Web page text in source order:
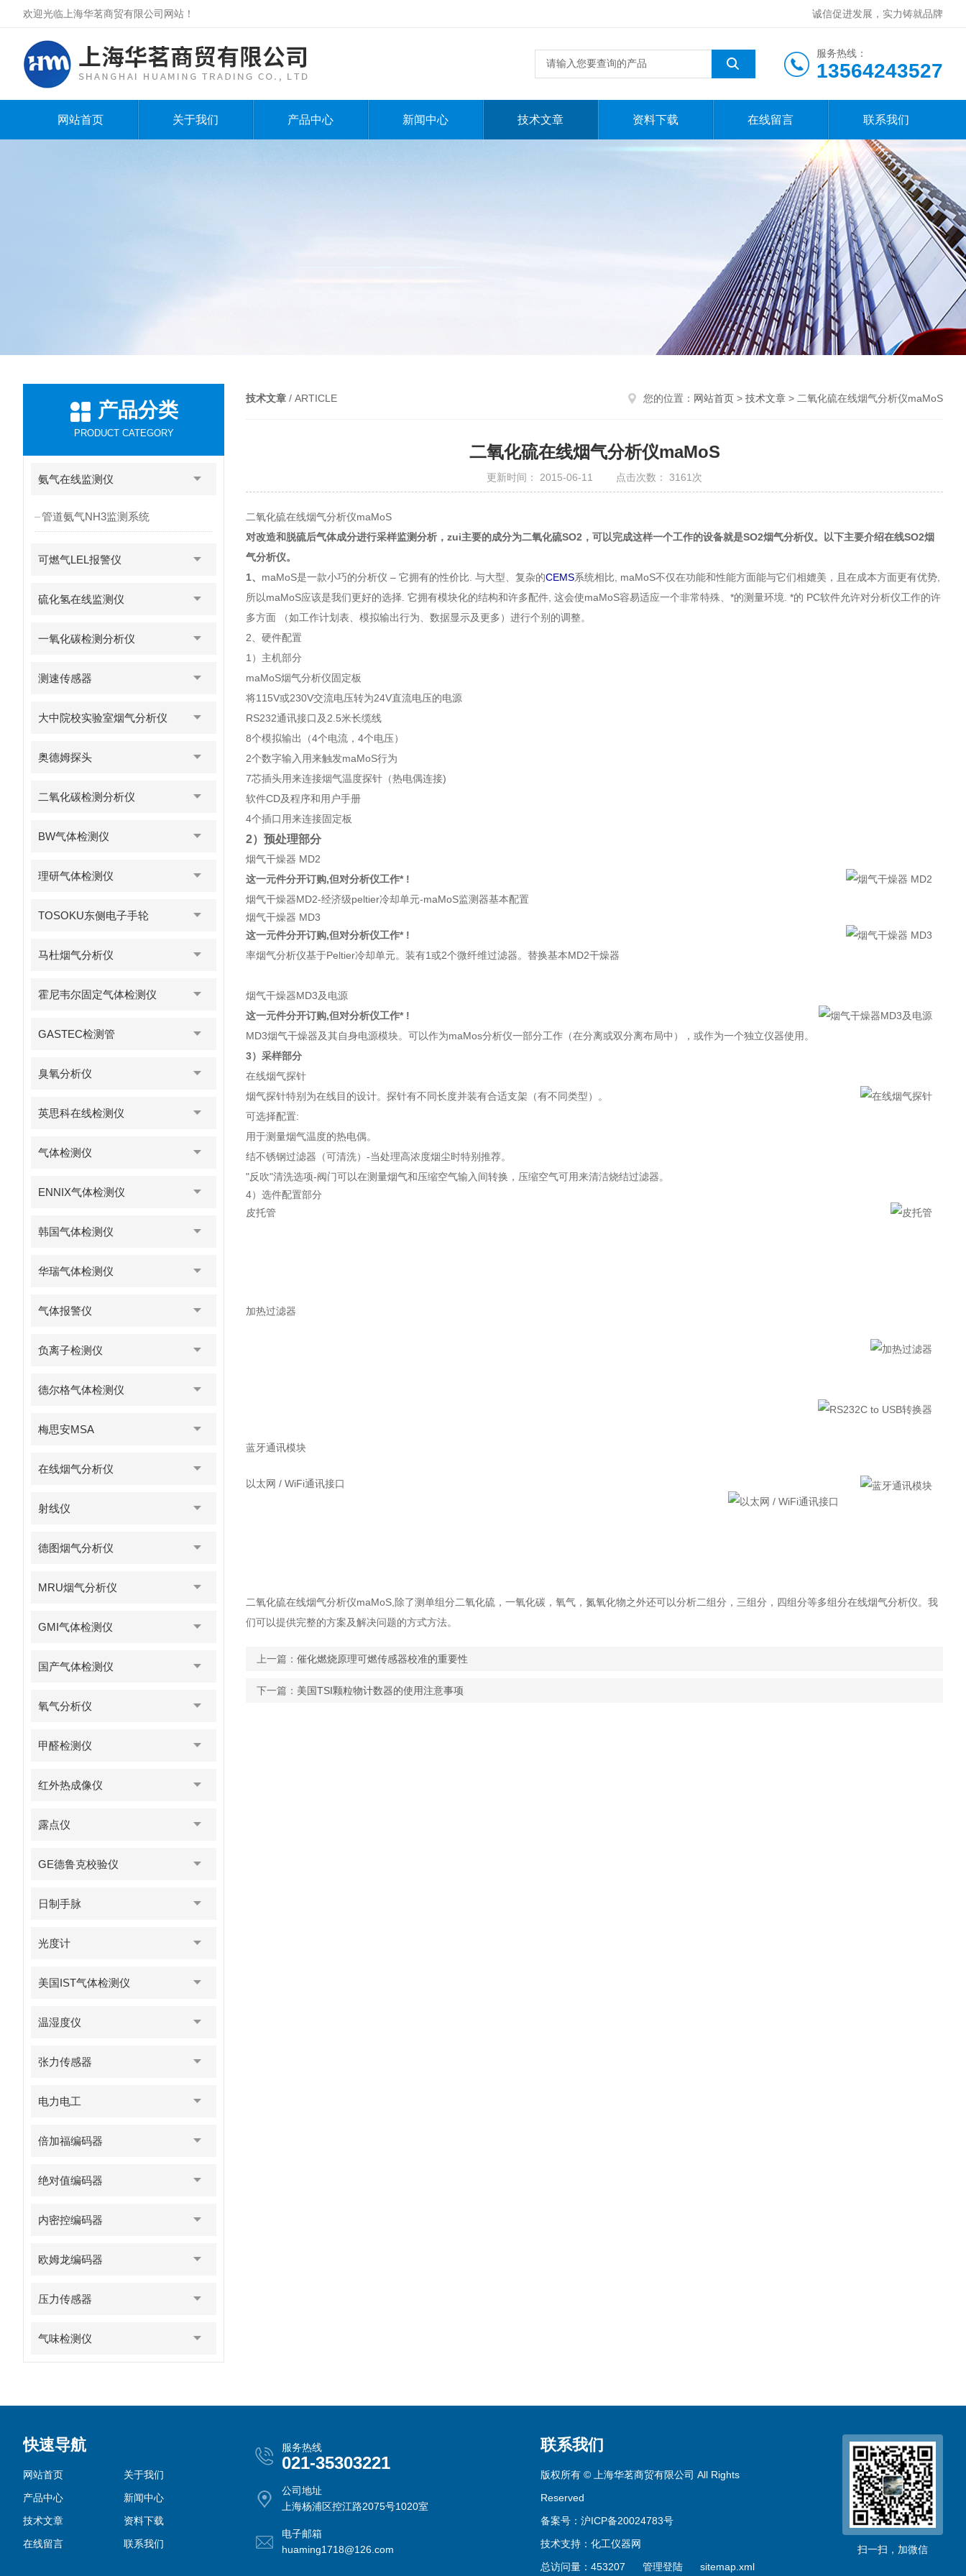
欢迎光临上海华茗商贸有限公司网站！ 诚信促进发展，实力铸就品牌
服务热线：
13564243527
网站首页 关于我们 产品中心 新闻中心 技术文章 资料下载 在线留言 联系我们
产品分类
PRODUCT CATEGORY
氨气在线监测仪
管道氨气NH3监测系统
可燃气LEL报警仪
硫化氢在线监测仪
一氧化碳检测分析仪
测速传感器
大中院校实验室烟气分析仪
奥德姆探头
二氧化碳检测分析仪
BW气体检测仪
理研气体检测仪
TOSOKU东侧电子手轮
马杜烟气分析仪
霍尼韦尔固定气体检测仪
GASTEC检测管
臭氧分析仪
英思科在线检测仪
气体检测仪
ENNIX气体检测仪
韩国气体检测仪
华瑞气体检测仪
气体报警仪
负离子检测仪
德尔格气体检测仪
梅思安MSA
在线烟气分析仪
射线仪
德图烟气分析仪
MRU烟气分析仪
GMI气体检测仪
国产气体检测仪
氧气分析仪
甲醛检测仪
红外热成像仪
露点仪
GE德鲁克校验仪
日制手脉
光度计
美国IST气体检测仪
温湿度仪
张力传感器
电力电工
倍加福编码器
绝对值编码器
内密控编码器
欧姆龙编码器
压力传感器
气味检测仪
技术文章 / ARTICLE 您的位置： 网站首页 > 技术文章 > 二氧化硫在线烟气分析仪maMoS
二氧化硫在线烟气分析仪maMoS
更新时间： 2015-06-11 点击次数： 3161次
二氧化硫在线烟气分析仪maMoS
对改造和脱硫后气体成分进行采样监测分析，zui主要的成分为二氧化硫SO2，可以完成这样一个工作的设备就是SO2烟气分析仪。以下主要介绍在线SO2烟
气分析仪。
1、 maMoS是一款小巧的分析仪 – 它拥有的性价比. 与大型、复杂的CEMS系统相比, maMoS不仅在功能和性能方面能与它们相媲美，且在成本方面更有优势,
所以maMoS应该是我们更好的选择. 它拥有模块化的结构和许多配件, 这会使maMoS容易适应一个非常特殊、*的测量环境. *的 PC软件允许对分析仪工作的许
多方面 （如工作计划表、模拟输出行为、数据显示及更多）进行个别的调整。
2、硬件配置
1）主机部分
maMoS烟气分析仪固定板
将115V或230V交流电压转为24V直流电压的电源
RS232通讯接口及2.5米长缆线
8个模拟输出（4个电流，4个电压）
2个数字输入用来触发maMoS行为
7芯插头用来连接烟气温度探针（热电偶连接)
软件CD及程序和用户手册
4个插口用来连接固定板
2）预处理部分
烟气干燥器 MD2
这一元件分开订购,但对分析仪工作* !
烟气干燥器MD2-经济级peltier冷却单元-maMoS监测器基本配置
烟气干燥器 MD3
这一元件分开订购,但对分析仪工作* !
率烟气分析仪基于Peltier冷却单元。装有1或2个微纤维过滤器。替换基本MD2干燥器
烟气干燥器MD3及电源
这一元件分开订购,但对分析仪工作* !
MD3烟气干燥器及其自身电源模块。可以作为maMos分析仪一部分工作（在分离或双分离布局中），或作为一个独立仪器使用。
3）采样部分
在线烟气探针
烟气探针特别为在线目的设计。探针有不同长度并装有合适支架（有不同类型）。
可选择配置:
用于测量烟气温度的热电偶。
结不锈钢过滤器（可清洗）-当处理高浓度烟尘时特别推荐。
"反吹"清洗选项-阀门可以在测量烟气和压缩空气输入间转换，压缩空气可用来清洁烧结过滤器。
4）选件配置部分
皮托管
加热过滤器
蓝牙通讯模块
以太网 / WiFi通讯接口
二氧化硫在线烟气分析仪maMoS,除了测单组分二氧化硫，一氧化碳，氧气，氮氧化物之外还可以分析二组分，三组分，四组分等多组分在线烟气分析仪。我
们可以提供完整的方案及解决问题的方式方法。
上一篇： 催化燃烧原理可燃传感器校准的重要性
下一篇： 美国TSI颗粒物计数器的使用注意事项
快速导航
网站首页
关于我们
产品中心
新闻中心
技术文章
资料下载
在线留言
联系我们
服务热线
021-35303221
公司地址
上海杨浦区控江路2075号1020室
电子邮箱
huaming1718@126.com
联系我们
版权所有 © 上海华茗商贸有限公司 All Rights
Reserved
备案号：沪ICP备20024783号
技术支持： 化工仪器网
总访问量：453207 管理登陆 sitemap.xml
扫一扫，加微信